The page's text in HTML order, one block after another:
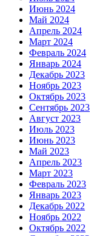
Июнь 2024
Май 2024
Апрель 2024
Март 2024
Февраль 2024
Январь 2024
Декабрь 2023
Ноябрь 2023
Октябрь 2023
Сентябрь 2023
Август 2023
Июль 2023
Июнь 2023
Май 2023
Апрель 2023
Март 2023
Февраль 2023
Январь 2023
Декабрь 2022
Ноябрь 2022
Октябрь 2022